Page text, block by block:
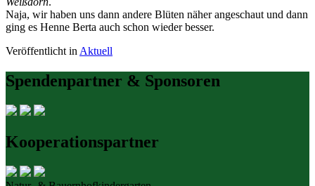
Naja, wir haben uns dann andere Blüten näher angeschaut und dann
ging es Henne Berta auch schon wieder besser.
Veröffentlicht in Aktuell
Spendenpartner & Sponsoren
Kooperationspartner